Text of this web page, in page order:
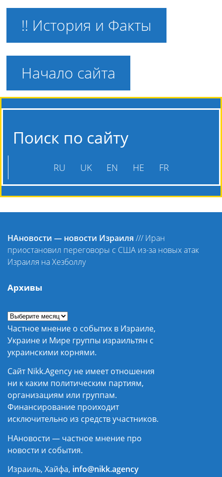
!! История и Факты
Начало сайта
Поиск по сайту
RU UK EN HE FR
НАновости — новости Израиля /// Иран
приостановил переговоры с США из-за новых атак
Израиля на Хезболлу
Архивы
Частное мнение о событих в Израиле,
Украине и Мире группы израильтян с
украинскими корнями.
Сайт Nikk.Agency не имеет отношения
ни к каким политическим партиям,
организациям или группам.
Финансирование проиходит
исключительно из средств участников.
НАновости — частное мнение про
новости и события.
Израиль, Хайфа, info@nikk.agency